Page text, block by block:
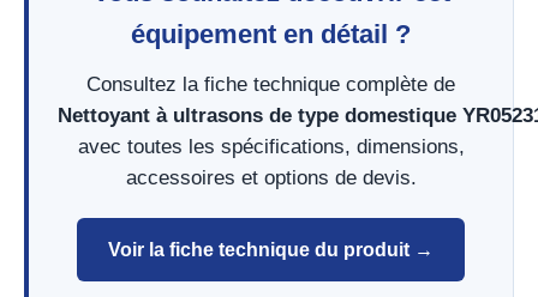
équipement en détail ?
Consultez la fiche technique complète de
Nettoyant à ultrasons de type domestique
avec toutes les spécifications, dimensions,
accessoires et options de devis.
Voir la fiche technique du produit →